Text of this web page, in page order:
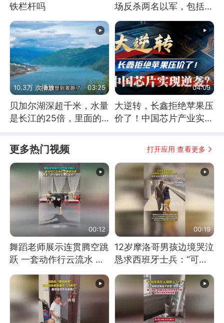
铁栏杆吗
场反杀两名以军，包括一
名少校
10.3万 次播放 03:25
贝加尔湖深超千米，水量
是长江的25倍，里面的
04:09
大逆转，长鑫拒绝苹果压
价了！中国芯片产业实现
更多热门视频 打开应用 查看更多
00:12
舞蹈老师展示连贯腾空跳
跃 一套动作行云流水 节
到又舞又武的？
00:19
12岁摩洛哥男孩边境哭泣
恳求西班牙士兵：“可不